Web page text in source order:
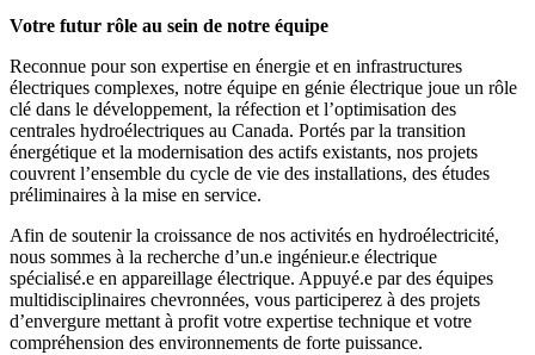
Votre futur rôle au sein de notre équipe
Reconnue pour son expertise en énergie et en infrastructures
électriques complexes, notre équipe en génie électrique joue un rôle
clé dans le développement, la réfection et l’optimisation des
centrales hydroélectriques au Canada. Portés par la transition
énergétique et la modernisation des actifs existants, nos projets
couvrent l’ensemble du cycle de vie des installations, des études
préliminaires à la mise en service.
Afin de soutenir la croissance de nos activités en hydroélectricité,
nous sommes à la recherche d’un.e ingénieur.e électrique
spécialisé.e en appareillage électrique. Appuyé.e par des équipes
multidisciplinaires chevronnées, vous participerez à des projets
d’envergure mettant à profit votre expertise technique et votre
compréhension des environnements de forte puissance.